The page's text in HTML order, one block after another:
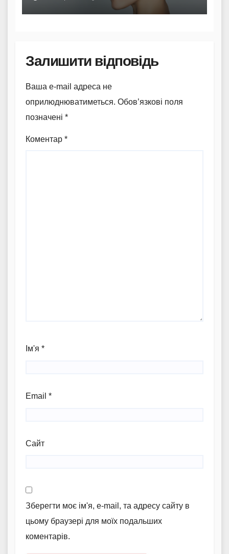
Залишити відповідь
Ваша e-mail адреса не
оприлюднюватиметься. Обов’язкові поля
позначені *
Коментар *
Ім'я *
Email *
Сайт
Зберегти моє ім'я, e-mail, та адресу сайту в
цьому браузері для моїх подальших
коментарів.